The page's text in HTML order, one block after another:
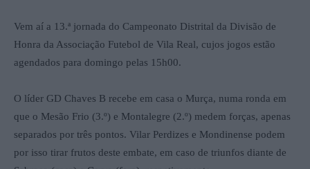
Vem aí a 13.ª jornada do Campeonato Distrital da Divisão de
Honra da Associação Futebol de Vila Real, cujos jogos estão
agendados para domingo pelas 15h00.
O líder GD Chaves B recebe em casa o Murça, numa ronda em
que o Mesão Frio (3.º) e Montalegre (2.º) medem forças, apenas
separados por três pontos. Vilar Perdizes e Mondinense podem
por isso tirar frutos deste embate, em caso de triunfos diante de